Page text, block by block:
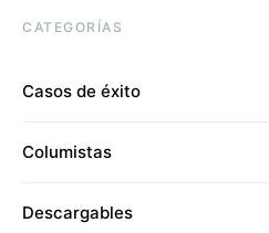
CATEGORÍAS
Casos de éxito
Columistas
Descargables